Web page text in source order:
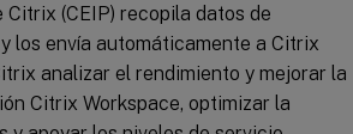
(CEIP) recopila datos de
los envía automáticamente a Citrix
analizar el rendimiento y mejorar la
Citrix Workspace, optimizar la